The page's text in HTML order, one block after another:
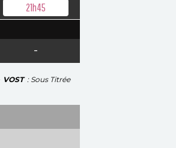
21h45
-
VOST : Sous Titrée